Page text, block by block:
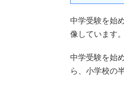
中学受験を始
像しています。
中学受験を始
ら、小学校の